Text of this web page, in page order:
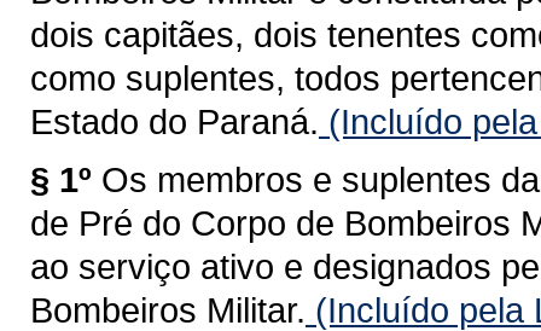
dois capitães, dois tenentes
como suplentes, todos
Estado do Paraná. (Incluído
§ 1º Os membros e suplentes
de Pré do Corpo de Bombeiros
ao serviço ativo e designados
Bombeiros Militar. (Incluído pela